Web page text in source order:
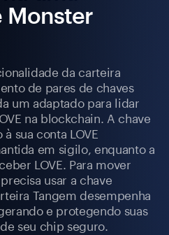
Monster
da carteira
de pares de chaves
um adaptado para lidar
na blockchain. A chave
sua conta LOVE
em sigilo, enquanto a
LOVE. Para mover
usar a chave
Tangem desempenha
e protegendo suas
seu chip seguro.